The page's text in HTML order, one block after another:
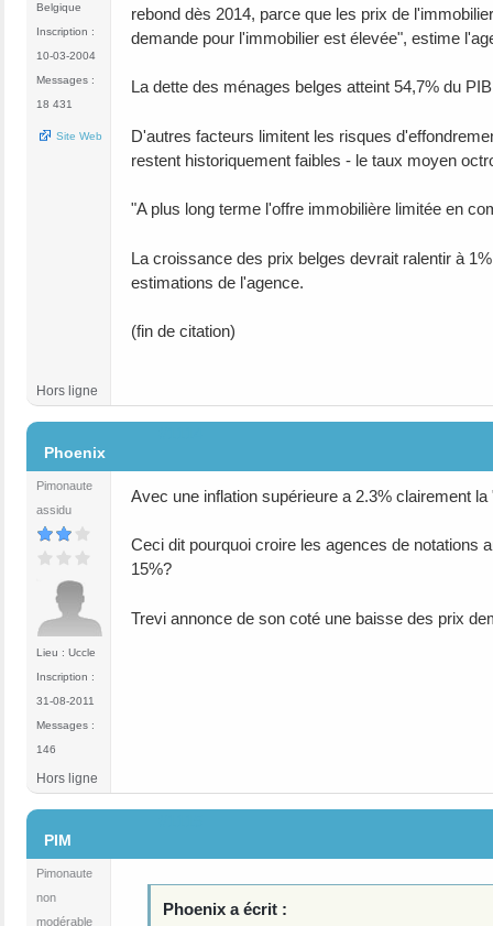
Belgique
Inscription :
10-03-2004
Messages :
18 431
Site Web
rebond dès 2014, parce que les prix de
demande pour l'immobilier est élevée", estime
La dette des ménages belges atteint 54,7% du
D'autres facteurs limitent les risques
restent historiquement faibles - le taux moyen
"A plus long terme l'offre immobilière limitée en
La croissance des prix belges devrait ralentir à
estimations de l'agence.
(fin de citation)
Hors ligne
Phoenix
Pimonaute
assidu
Lieu : Uccle
Inscription :
31-08-2011
Messages :
146
Avec une inflation supérieure a 2.3% clairement
Ceci dit pourquoi croire les agences de notations
15%?
Trevi annonce de son coté une baisse des prix
Hors ligne
PIM
Pimonaute
non
modérable
Phoenix a écrit :